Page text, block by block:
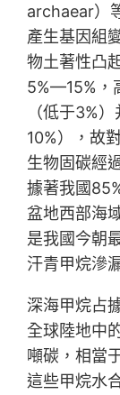
archaear）
產生基因組
物土著性凸
5%—15%，
（低于3%
10%），故
生物固碳經
據著我國
盆地西部海
是我國今朝
汗青甲烷滲
深海甲烷占
全球陸地中
噸碳，相當
這些甲烷水